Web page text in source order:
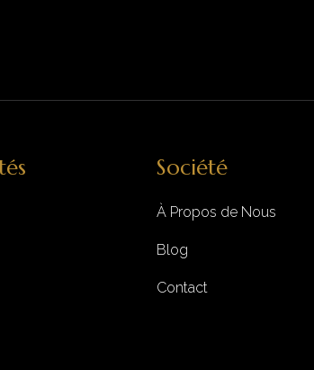
Société
À Propos de Nous
Blog
Contact